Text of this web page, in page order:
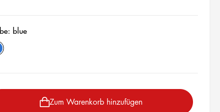
blue
Zum Warenkorb hinzufügen